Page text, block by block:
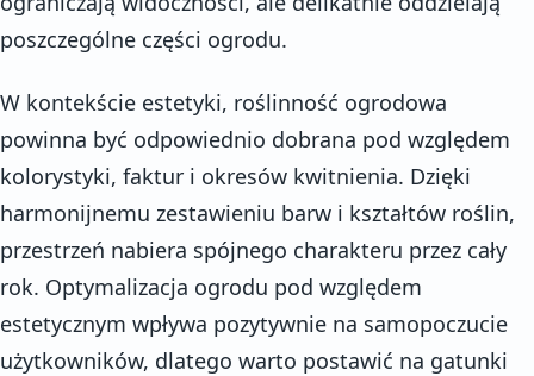
poszczególne części ogrodu.
W kontekście estetyki, roślinność ogrodowa
powinna być odpowiednio dobrana pod względem
kolorystyki, faktur i okresów kwitnienia. Dzięki
harmonijnemu zestawieniu barw i kształtów roślin,
przestrzeń nabiera spójnego charakteru przez cały
rok. Optymalizacja ogrodu pod względem
estetycznym wpływa pozytywnie na samopoczucie
użytkowników, dlatego warto postawić na gatunki